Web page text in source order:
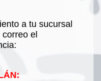
a tu sucursal
el